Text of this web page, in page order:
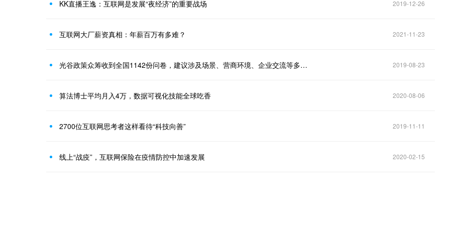
KK直播王逸：互联网是发展“夜经济”的重要战场 2019-12-26
互联网大厂薪资真相：年薪百万有多难？ 2021-11-23
光谷政策众筹收到全国1142份问卷，建议涉及场景、营商环境、企业交流等多个方面 2019-08-23
算法博士平均月入4万，数据可视化技能全球吃香 2020-08-06
2700位互联网思考者这样看待“科技向善” 2019-11-11
线上“战疫”，互联网保险在疫情防控中加速发展 2020-02-15